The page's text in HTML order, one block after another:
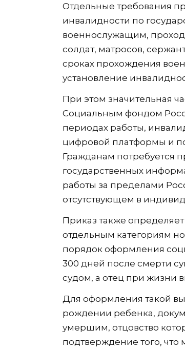
Отдельные требования
инвалидности по
военнослужащим,
солдат, матросов,
сроках прохождения
установление
При этом значительная
Социальным фондом
периодах работы,
цифровой платформы и
Гражданам потребуется
государственных
работы за пределами
отсутствующем в
Приказ также
отдельным категориям
порядок оформления
300 дней после смерти
судом, а отец при жизни
Для оформления такой
рождении ребенка,
умершим, отцовство
подтверждение того,